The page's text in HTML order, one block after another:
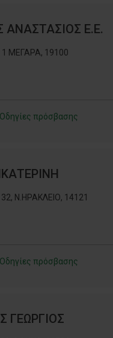
ΑΝΑΣΤΑΣΙΟΣ Ε.Ε.
ΜΕΓΑΡΑ, 19100
Οδηγίες πρόσβασης
Ν.ΗΡΑΚΛΕΙΟ, 14121
Οδηγίες πρόσβασης
ΓΕΩΡΓΙΟΣ